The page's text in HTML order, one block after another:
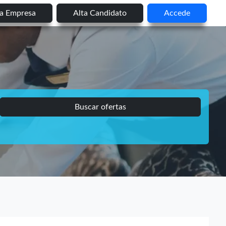
Empresa Alta Candidato Accede
Buscar ofertas